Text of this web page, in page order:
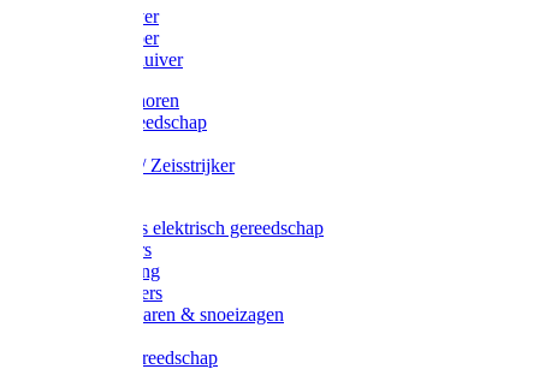
Mestschuiver
Mestschraper
Sneeuwschuiver
Zeis toebehoren
Baggergereedschap
Wetstenen / Zeisstrijker
Accessoires elektrisch gereedschap
Grasmaaiers
Tuinreiniging
Robotmaaiers
Heggenscharen & snoeizagen
Klussen gereedschap